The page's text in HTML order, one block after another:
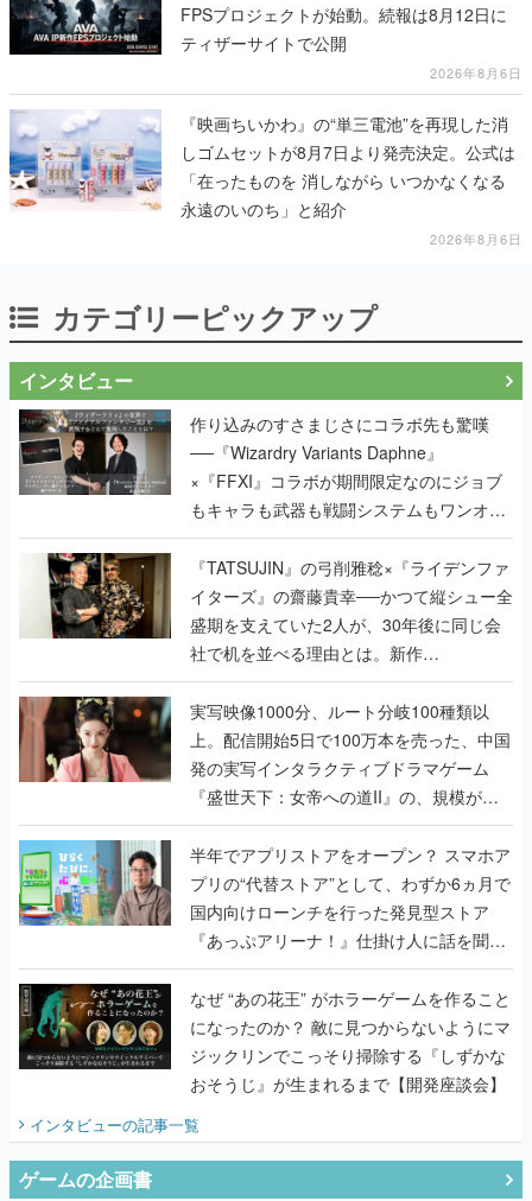
FPSプロジェクトが始動。続報は8月12日に
ティザーサイトで公開
2026年8月6日
『映画ちいかわ』の“単三電池”を再現した消
しゴムセットが8月7日より発売決定。公式は
「在ったものを 消しながら いつかなくなる
永遠のいのち」と紹介
2026年8月6日
カテゴリーピックアップ
インタビュー
作り込みのすさまじさにコラボ先も驚嘆
──『Wizardry Variants Daphne』
×『FFXI』コラボが期間限定なのにジョブ
もキャラも武器も戦闘システムもワンオフ
で作り込まれた理由を両ディレクターに聞
く
『TATSUJIN』の弓削雅稔×『ライデンファ
イターズ』の齋藤貴幸──かつて縦シュー全
盛期を支えていた2人が、30年後に同じ会
社で机を並べる理由とは。新作
『TATSUJIN EXTREME』で初タッグを組
んだレジェンド2人に訊く開発秘話
実写映像1000分、ルート分岐100種類以
上。配信開始5日で100万本を売った、中国
発の実写インタラクティブドラマゲーム
『盛世天下：女帝への道II』の、規模が違
うこだわりをプロデューサーに聞いた
半年でアプリストアをオープン？ スマホア
プリの“代替ストア”として、わずか6ヵ月で
国内向けローンチを行った発見型ストア
『あっぷアリーナ！』仕掛け人に話を聞い
てみた
なぜ “あの花王” がホラーゲームを作ること
になったのか？ 敵に見つからないようにマ
ジックリンでこっそり掃除する『しずかな
おそうじ』が生まれるまで【開発座談会】
インタビューの記事一覧
ゲームの企画書